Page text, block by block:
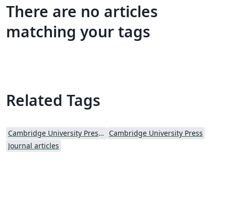
There are no articles
matching your tags
Related Tags
Cambridge University Press - Official Templates
Cambridge University Press
Journal articles